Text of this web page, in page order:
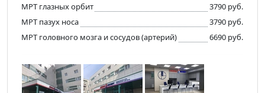
МРТ глазных орбит
3790 руб.
МРТ пазух носа
3790 руб.
МРТ головного мозга и сосудов (артерий)
6690 руб.